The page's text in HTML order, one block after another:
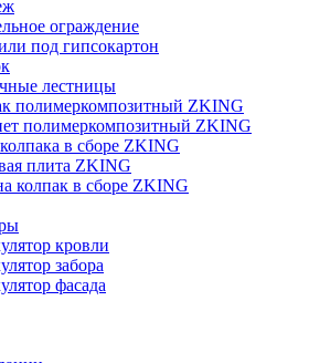
ограждение
под гипсокартон
лестницы
полимеркомпозитный ZKING
полимеркомпозитный ZKING
в сборе ZKING
плита ZKING
колпак в сборе ZKING
кровли
забора
фасада